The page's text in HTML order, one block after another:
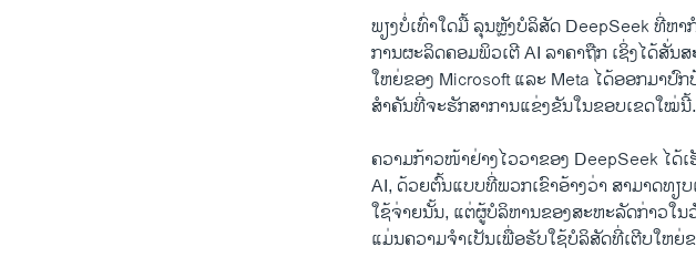
ພຽງບໍ່ເທົ່າໃດມື້ ລຸນຫຼັງບໍລິສັດ DeepSeek ທີ່ຫ
ການ​ຜະລິດ​ຄອມ​ພິວ​ເຕີ AI ລາຄາ​ຖືກ ​ເຊິ່ງໄດ້ສັ່
ໃຫຍ່​ຂອງ Microsoft ​ແລະ Meta ​ໄດ້ອອກມາປົ
ສໍາຄັນທີ່ຈະຮັກສາການ​ແຂ່ງຂັນ​ໃນ​ຂອບເຂດໃໝ່ນີ້.
ຄວາມກ້າວໜ້າຢ່າງໄວວາຂອງ DeepSeek ໄດ້
AI, ດ້ວຍຕົ້ນແບບທີ່ພວກເຂົາອ້າງວ່າ ສາມາດທຽ
ໃຊ້ຈ່າຍນັ້ນ, ແຕ່ຜູ້ບໍລິຫານຂອງສະຫະລັດກ່າວໃ
ແມ່ນຄວາມຈໍາເປັນເພື່ອຮັບໃຊ້ບໍລິສັດທີ່ເຕີບໃຫຍ່